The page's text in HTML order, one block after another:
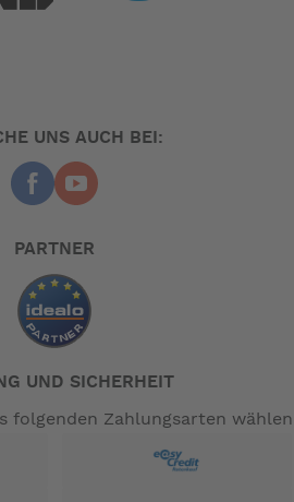
UNS AUCH BEI:
PARTNER
UND SICHERHEIT
folgenden Zahlungsarten